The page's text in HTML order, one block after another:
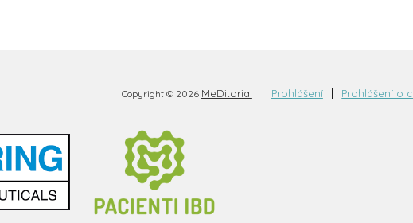
Copyright © 2026 MeDitorial Prohlášení Prohlášení o